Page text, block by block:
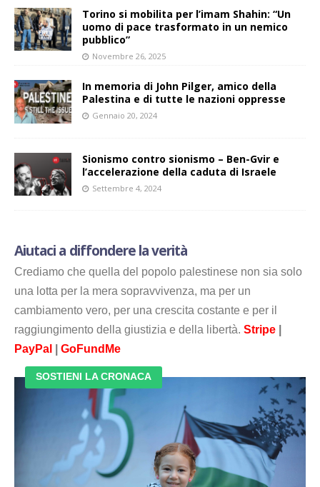
Torino si mobilita per l’imam Shahin: “Un
uomo di pace trasformato in un nemico
pubblico”
Novembre 26, 2025
In memoria di John Pilger, amico della
Palestina e di tutte le nazioni oppresse
Gennaio 20, 2024
Sionismo contro sionismo – Ben-Gvir e
l’accelerazione della caduta di Israele
Settembre 4, 2024
Aiutaci a diffondere la verità
Crediamo che quella del popolo palestinese non sia solo
una lotta per la mera sopravvivenza, ma per un
cambiamento vero, per una crescita costante e per il
raggiungimento della giustizia e della libertà. Stripe
PayPal
GoFundMe
SOSTIENI LA CRONACA